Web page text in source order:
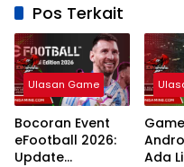
Pos Terkait
Ulasan Game
Bocoran Event
eFootball 2026:
Update
Ada